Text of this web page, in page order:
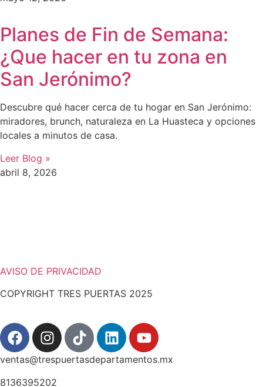
Planes de Fin de Semana:
¿Que hacer en tu zona en
San Jerónimo?
Descubre qué hacer cerca de tu hogar en San Jerónimo:
miradores, brunch, naturaleza en La Huasteca y opciones
locales a minutos de casa.
Leer Blog »
abril 8, 2026
AVISO DE PRIVACIDAD
COPYRIGHT TRES PUERTAS 2025
ventas@trespuertasdepartamentos.mx
8136395202